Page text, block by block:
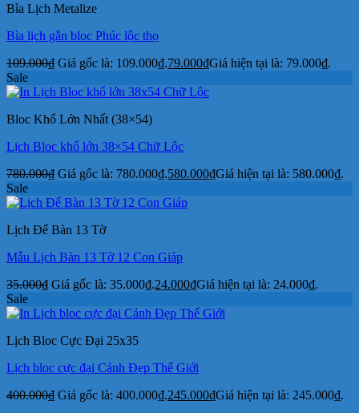
Bìa Lịch Metalize
Bìa lịch gắn bloc Phúc lộc thọ
109.000₫ Giá gốc là: 109.000₫.79.000₫Giá hiện tại là: 79.000₫.
Sale
Bloc Khổ Lớn Nhất (38×54)
Lịch Bloc khổ lớn 38×54 Chữ Lộc
780.000₫ Giá gốc là: 780.000₫.580.000₫Giá hiện tại là: 580.000₫.
Sale
Lịch Để Bàn 13 Tờ
Mẫu Lịch Bàn 13 Tờ 12 Con Giáp
35.000₫ Giá gốc là: 35.000₫.24.000₫Giá hiện tại là: 24.000₫.
Sale
Lịch Bloc Cực Đại 25x35
Lịch bloc cực đại Cảnh Đẹp Thế Giới
400.000₫ Giá gốc là: 400.000₫.245.000₫Giá hiện tại là: 245.000₫.